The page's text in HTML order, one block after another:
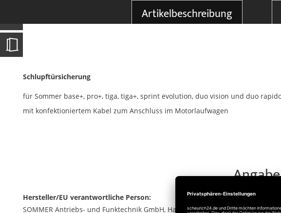
Artikelbeschreibung
Schlupftürsicherung
für Sommer base+, pro+, tiga, tiga+, sprint evolution, duo vision und duo
mit konfektioniertem Kabel zum Anschluss im Motorlaufwagen
Hersteller/EU verantwortliche Person:
SOMMER Antriebs- und Funktechnik GmbH, Hans-Böckler-Straße 27, 73230